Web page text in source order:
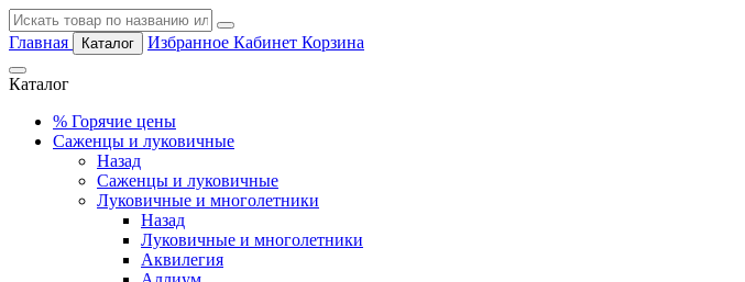
Главная Каталог Избранное Кабинет Корзина
Каталог
% Горячие цены
Саженцы и луковичные
Назад
Саженцы и луковичные
Луковичные и многолетники
Назад
Луковичные и многолетники
Аквилегия